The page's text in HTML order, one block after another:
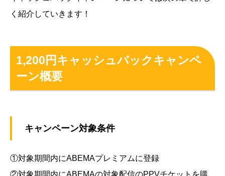
く紹介していきます！
1,200円キャッシュバックキャンペ
ーン概要
キャンペーン対象条件
①対象期間内にABEMAプレミアムに登録
②対象期間内にABEMAの対象配信のPPVチケットを購